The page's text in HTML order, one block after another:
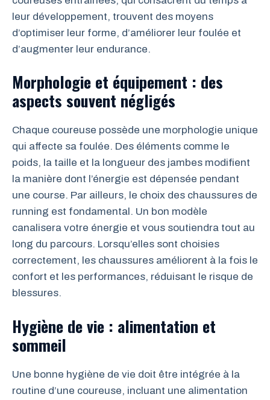
leur développement, trouvent des moyens
d’optimiser leur forme, d’améliorer leur foulée et
d’augmenter leur endurance.
Morphologie et équipement : des
aspects souvent négligés
Chaque coureuse possède une morphologie unique
qui affecte sa foulée. Des éléments comme le
poids, la taille et la longueur des jambes modifient
la manière dont l’énergie est dépensée pendant
une course. Par ailleurs, le choix des chaussures de
running est fondamental. Un bon modèle
canalisera votre énergie et vous soutiendra tout au
long du parcours. Lorsqu’elles sont choisies
correctement, les chaussures améliorent à la fois le
confort et les performances, réduisant le risque de
blessures.
Hygiène de vie : alimentation et
sommeil
Une bonne hygiène de vie doit être intégrée à la
routine d’une coureuse, incluant une alimentation